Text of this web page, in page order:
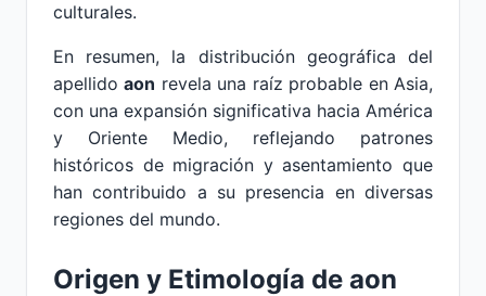
culturales.
En resumen, la distribución geográfica del
apellidoaon revela una raíz probable en Asia,
con una expansión significativa hacia América
y Oriente Medio, reflejando patrones
históricos de migración y asentamiento que
han contribuido a su presencia en diversas
regiones del mundo.
Origen y Etimología de aon